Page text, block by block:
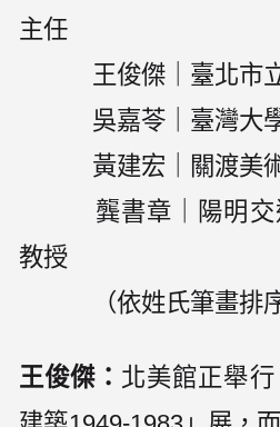
主任
王俊傑｜臺北市立
吳嘉苓｜臺灣大學
黃建宏｜關渡美術
龔書章｜陽明交
教授
（依姓氏筆畫排序
王俊傑： 北美館正舉